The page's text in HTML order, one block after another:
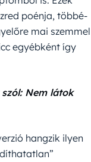
poénja, többé-
mai szemmel
egyébként így
Nem látok
hangzik ilyen